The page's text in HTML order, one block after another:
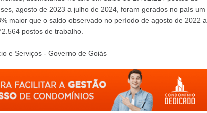
agosto de 2023 a julho de 2024, foram gerados no país um
maior que o saldo observado no período de agosto de 2022 a
postos de trabalho.
e Serviços - Governo de Goiás